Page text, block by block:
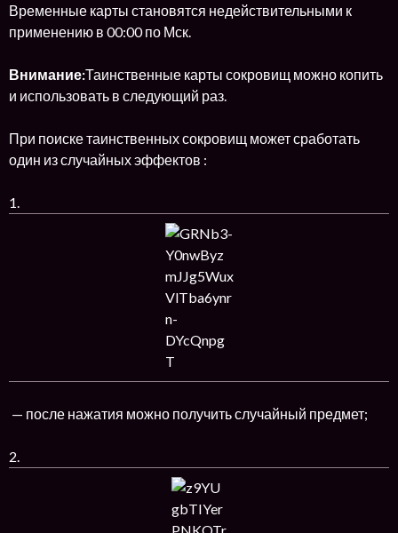
Временные карты становятся недействительными к
применению в 00:00 по Мск.
Внимание:Таинственные карты сокровищ можно копить
и использовать в следующий раз.
При поиске таинственных сокровищ может сработать
один из случайных эффектов :
1.
— после нажатия можно получить случайный предмет;
2.